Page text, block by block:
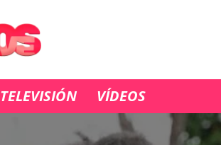
TELEVISIÓN VÍDEOS